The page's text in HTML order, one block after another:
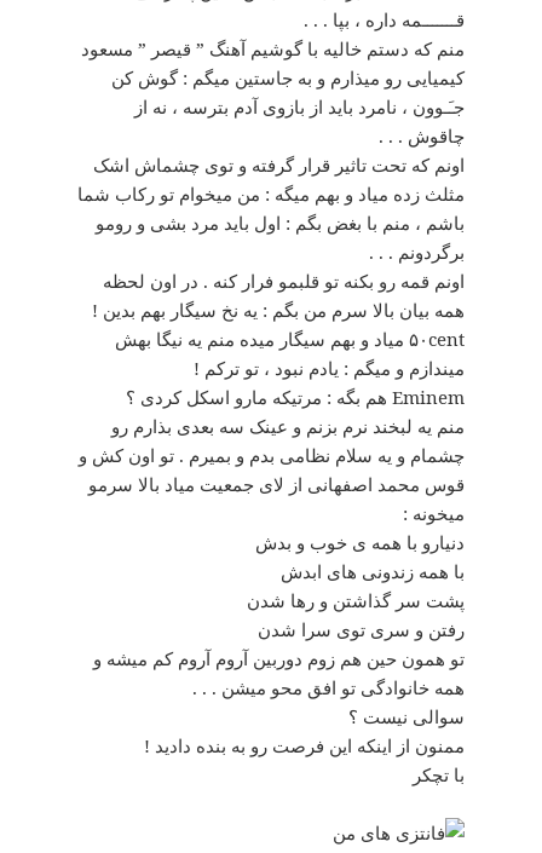
قـــــــمه داره ، بپا . . .
منم که دستم خالیه با گوشیم آهنگ ” قیصر ” مسعود
کیمیایی رو میذارم و به جاستین میگم : گوش کن
جـَـوون ، نامرد باید از بازوی آدم بترسه ، نه از
چاقوش . . .
اونم که تحت تاثیر قرار گرفته و توی چشماش اشک
مثلث زده میاد و بهم میگه : من میخوام تو رکاب شما
باشم ، منم با بغض بگم : اول باید مرد بشی و رومو
برگردونم . . .
اونم قمه رو بکنه تو قلبمو فرار کنه . در اون لحظه
همه بیان بالا سرم من بگم : یه نخ سیگار بهم بدین !
۵۰cent میاد و بهم سیگار میده منم یه نیگا بهش
میندازم و میگم : یادم نبود ، تو ترکم !
Eminem هم بگه : مرتیکه مارو اسکل کردی ؟
منم یه لبخند نرم بزنم و عینک سه بعدی بذارم رو
چشمام و یه سلام نظامی بدم و بمیرم . تو اون کش و
قوس محمد اصفهانی از لای جمعیت میاد بالا سرمو
میخونه :
دنیارو با همه ی خوب و بدش
با همه زندونی های ابدش
پشت سر گذاشتن و رها شدن
رفتن و سری توی سرا شدن
تو همون حین هم زوم دوربین آروم آروم کم میشه و
همه خانوادگی تو افق محو میشن . . .
سوالی نیست ؟
ممنون از اینکه این فرصت رو به بنده دادید !
با تچکر